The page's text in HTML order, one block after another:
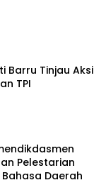
Barru Tinjau Aksi
TPI
Pelestarian
Daerah